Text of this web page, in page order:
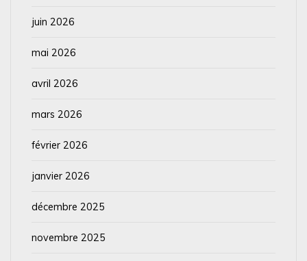
juin 2026
mai 2026
avril 2026
mars 2026
février 2026
janvier 2026
décembre 2025
novembre 2025